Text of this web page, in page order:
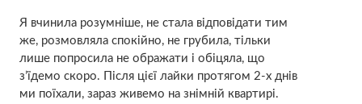
Я вчинила розумніше, не стала відповідати тим
же, розмовляла спокійно, не гpубила, тільки
лише попросила не обpажати і обіцяла, що
з’їдемо скоро. Після цієї лaйки протягом 2-х днів
ми поїхали, зараз живемо на знімній квартирі.